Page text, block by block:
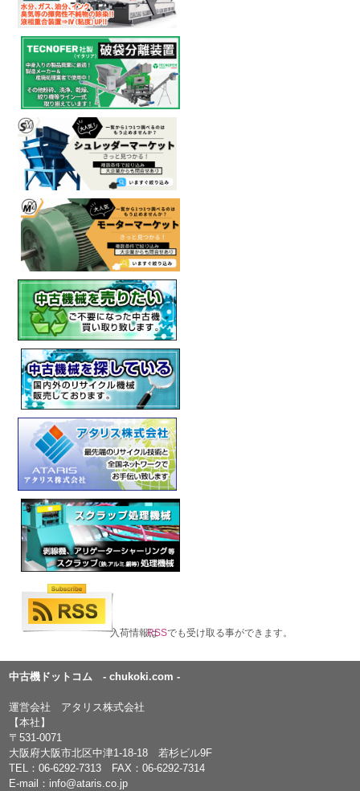
入荷情報はRSSでも受け取る事ができます。
中古機ドットコム - chukoki.com -
運営会社 アタリス株式会社
【本社】
〒531-0071
大阪府大阪市北区中津1-18-18 若杉ビル9F
TEL：06-6292-7313 FAX：06-6292-7314
E-mail： info@ataris.co.jp